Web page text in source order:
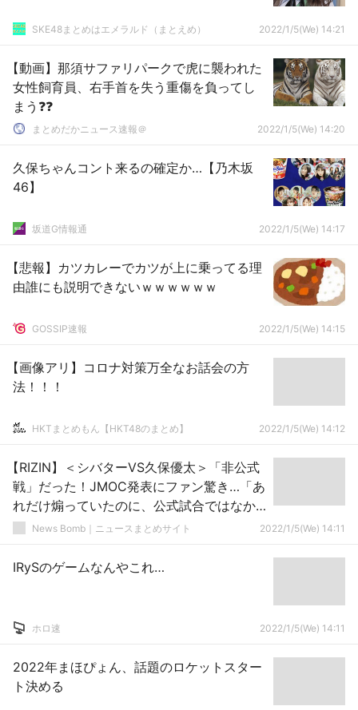
SKE48まとめはエメラルド（まとえめ） 2022/1/5(We) 14:21
【動画】那須サファリパークで虎に襲われた
女性飼育員、右手首を失う重傷を負ってし
まう❓❓
まとめだかニュース速報＠ 2022/1/5(We) 14:20
久保ちゃんコント来るの確定か…【乃木坂
46】
坂道G情報通 2022/1/5(We) 14:17
【悲報】カツカレーでカツが上に乗ってる理
由誰にも説明できないｗｗｗｗｗｗ
GOSSIP速報 2022/1/5(We) 14:15
【画像アリ】コロナ対策万全なお話会の方
法！！！
HKTまとめもん【HKT48のまとめ】 2022/1/5(We) 14:12
【RIZIN】＜シバターVS久保優太＞「非公式
戦」だった！JMOC発表にファン驚き…「あ
れだけ煽っていたのに、公式試合ではなか
った」News Bomb｜ニュースまとめサイト 2022/1/5(We) 14:11
IRySのゲームなんやこれ…
ホロ速 2022/1/5(We) 14:11
2022年まほぴょん、話題のロケットスター
ト決める